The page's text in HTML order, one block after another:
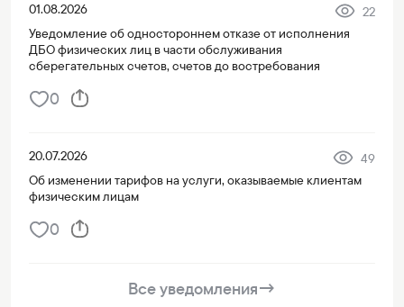
01.08.2026
22
Уведомление об одностороннем отказе от исполнения
ДБО физических лиц в части обслуживания
сберегательных счетов, счетов до востребования
0
20.07.2026
49
Об изменении тарифов на услуги, оказываемые клиентам
физическим лицам
0
Все уведомления→